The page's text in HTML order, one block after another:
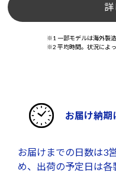
詳
※1 一部モデルは海外製造
※2 平均時間。状況によ
お届け納期
お届けまでの日数は3
め、出荷の予定日は各